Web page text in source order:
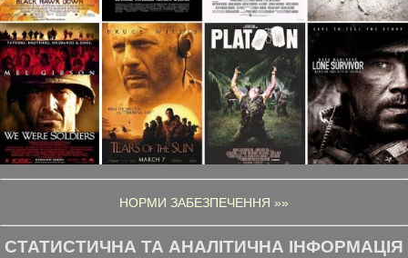
НОРМИ ЗАБЕЗПЕЧЕННЯ »»
СТАТИСТИЧНА ТА АНАЛІТИЧНА ІНФОРМАЦІЯ